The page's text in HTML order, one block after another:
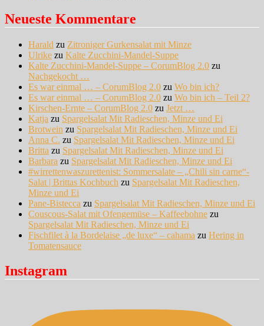
Neueste Kommentare
Harald zu Zitroniger Gurkensalat mit Minze
Ulrike zu Kalte Zucchini-Mandel-Suppe
Kalte Zucchini-Mandel-Suppe – CorumBlog 2.0 zu
Nachgekocht …
Es war einmal … – CorumBlog 2.0 zu Wo bin ich?
Es war einmal … – CorumBlog 2.0 zu Wo bin ich – Teil 2?
Kirschen-Ernte – CorumBlog 2.0 zu Jetzt …
Katja zu Spargelsalat Mit Radieschen, Minze und Ei
Brotwein zu Spargelsalat Mit Radieschen, Minze und Ei
Anna C. zu Spargelsalat Mit Radieschen, Minze und Ei
Britta zu Spargelsalat Mit Radieschen, Minze und Ei
Barbara zu Spargelsalat Mit Radieschen, Minze und Ei
#wirrettenwaszurettenist: Sommersalate – „Chili sin carne“-
Salat | Brittas Kochbuch zu Spargelsalat Mit Radieschen,
Minze und Ei
Pane-Bistecca zu Spargelsalat Mit Radieschen, Minze und Ei
Couscous-Salat mit Ofengemüse – Kaffeebohne zu
Spargelsalat Mit Radieschen, Minze und Ei
Fischfilet à la Bordelaise „de luxe“ – cahama zu Hering in
Tomatensauce
Instagram